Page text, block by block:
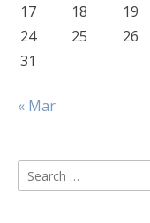
17
18 19
24
25 26
31
« Mar
Search
for: